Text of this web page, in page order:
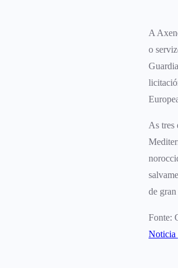
A
o
As tres
de
Fonte:
Noticia